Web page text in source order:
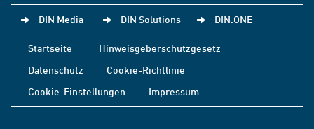
DIN Media DIN Solutions DIN.ONE
Startseite
Hinweisgeberschutzgesetz
Datenschutz
Cookie-Richtlinie
Cookie-Einstellungen
Impressum